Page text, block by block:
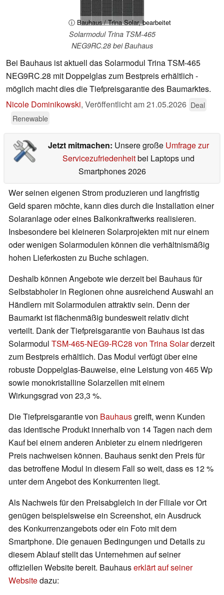
ⓘ Bauhaus / Trina Solar, bearbeitet
Solarmodul Trina TSM-465
NEG9RC.28 bei Bauhaus
Bei Bauhaus ist aktuell das Solarmodul Trina TSM-465
NEG9RC.28 mit Doppelglas zum Bestpreis erhältlich -
möglich macht dies die Tiefpreisgarantie des Baumarktes.
Nicole Dominikowski, Veröffentlicht am21.05.2026 Deal
Renewable
Jetzt mitmachen: Unsere große Umfrage zur
Servicezufriedenheitbei Laptops und
Smartphones 2026
Wer seinen eigenen Strom produzieren und langfristig
Geld sparen möchte, kann dies durch die Installation einer
Solaranlage oder eines Balkonkraftwerks realisieren.
Insbesondere bei kleineren Solarprojekten mit nur einem
oder wenigen Solarmodulen können die verhältnismäßig
hohen Lieferkosten zu Buche schlagen.
Deshalb können Angebote wie derzeit bei Bauhaus für
Selbstabholer in Regionen ohne ausreichend Auswahl an
Händlern mit Solarmodulen attraktiv sein. Denn der
Baumarkt ist flächenmäßig bundesweit relativ dicht
verteilt. Dank der Tiefpreisgarantie von Bauhaus ist das
Solarmodul TSM-465-NEG9-RC28 von Trina Solarderzeit
zum Bestpreis erhältlich. Das Modul verfügt über eine
robuste Doppelglas-Bauweise, eine Leistung von 465 Wp
sowie monokristalline Solarzellen mit einem
Wirkungsgrad von 23,3 %.
Die Tiefpreisgarantie von Bauhausgreift, wenn Kunden
das identische Produkt innerhalb von 14 Tagen nach dem
Kauf bei einem anderen Anbieter zu einem niedrigeren
Preis nachweisen können. Bauhaus senkt den Preis für
das betroffene Modul in diesem Fall so weit, dass es 12 %
unter dem Angebot des Konkurrenten liegt.
Als Nachweis für den Preisabgleich in der Filiale vor Ort
genügen beispielsweise ein Screenshot, ein Ausdruck
des Konkurrenzangebots oder ein Foto mit dem
Smartphone. Die genauen Bedingungen und Details zu
diesem Ablauf stellt das Unternehmen auf seiner
offiziellen Website bereit. Bauhauserklärt auf seiner
Websitedazu: